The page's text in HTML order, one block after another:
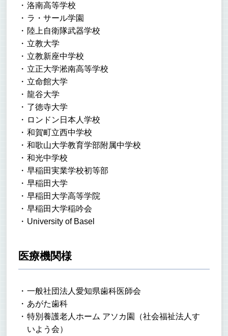
洛南高等学校
ラ・サール学園
陸上自衛隊武器学校
立教大学
立教新座中学校
立正大学淞南高等学校
立命館大学
龍谷大学
了徳寺大学
ロンドン日本人学校
和賀町立西中学校
和歌山大学教育学部附属中学校
和光中学校
早稲田実業学校初等部
早稲田大学
早稲田大学高等学院
早稲田大学稲吟会
University of Basel
医療機関様
一般社団法人愛知県歯科医師会
あがた歯科
特別養護老人ホーム アソカ園（社会福祉法人す
いよう会）